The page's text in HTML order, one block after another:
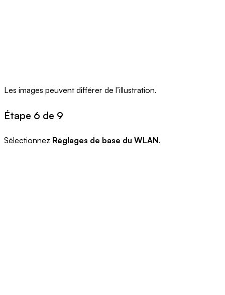
Les images peuvent différer de l’illustration.
Étape 6 de 9
Sélectionnez Réglages de base du WLAN.